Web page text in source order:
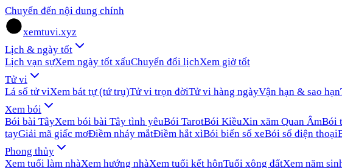
Chuyển đến nội dung chính
xemtuvi.xyz
Lịch & ngày tốt
Lịch vạn sựXem ngày tốt xấuChuyển đổi lịchXem giờ tốt
Tử vi
Lá số tử viXem bát tự (tứ trụ)Tử vi trọn đờiTử vi hàng ngàyVận hạn & sao hạn
Xem bói
Bói bài TâyXem bói bài Tây tình yêuBói TarotBói KiềuXin xăm Quan ÂmBói
tayGiải mã giấc mơĐiềm nháy mắtĐiềm hắt xìBói biển số xeBói số điện thoại
Phong thủy
Xem tuổi làm nhàXem hướng nhàXem tuổi kết hônTuổi xông đấtXem năm